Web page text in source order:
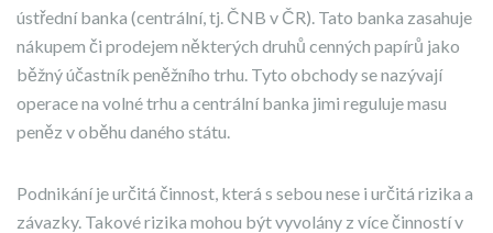
ústřední banka (centrální, tj. ČNB v ČR). Tato banka zasahuje
nákupem či prodejem některých druhů cenných papírů jako
běžný účastník peněžního trhu. Tyto obchody se nazývají
operace na volné trhu a centrální banka jimi reguluje masu
peněz v oběhu daného státu.
Podnikání je určitá činnost, která s sebou nese i určitá rizika a
závazky. Takové rizika mohou být vyvolány z více činností v